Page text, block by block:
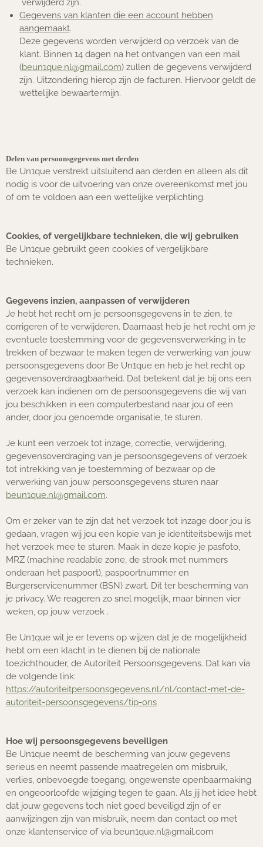
Gegevens van klanten die een account hebben
aangemaakt.
Deze gegevens worden verwijderd op verzoek van de
klant. Binnen 14 dagen na het ontvangen van een mail
(beun1que.nl@gmail.com) zullen de gegevens verwijderd
zijn. Uitzondering hierop zijn de facturen. Hiervoor geldt de
wettelijke bewaartermijn.
Delen van persoonsgegevens met derden
Be Un1que verstrekt uitsluitend aan derden en alleen als dit
nodig is voor de uitvoering van onze overeenkomst met jou
of om te voldoen aan een wettelijke verplichting.
Cookies, of vergelijkbare technieken, die wij gebruiken
Be Un1que gebruikt geen cookies of vergelijkbare
technieken.
Gegevens inzien, aanpassen of verwijderen
Je hebt het recht om je persoonsgegevens in te zien, te
corrigeren of te verwijderen. Daarnaast heb je het recht om je
eventuele toestemming voor de gegevensverwerking in te
trekken of bezwaar te maken tegen de verwerking van jouw
persoonsgegevens door Be Un1que en heb je het recht op
gegevensoverdraagbaarheid. Dat betekent dat je bij ons een
verzoek kan indienen om de persoonsgegevens die wij van
jou beschikken in een computerbestand naar jou of een
ander, door jou genoemde organisatie, te sturen.
Je kunt een verzoek tot inzage, correctie, verwijdering,
gegevensoverdraging van je persoonsgegevens of verzoek
tot intrekking van je toestemming of bezwaar op de
verwerking van jouw persoonsgegevens sturen naar
beun1que.nl@gmail.com.
Om er zeker van te zijn dat het verzoek tot inzage door jou is
gedaan, vragen wij jou een kopie van je identiteitsbewijs met
het verzoek mee te sturen. Maak in deze kopie je pasfoto,
MRZ (machine readable zone, de strook met nummers
onderaan het paspoort), paspoortnummer en
Burgerservicenummer (BSN) zwart. Dit ter bescherming van
je privacy. We reageren zo snel mogelijk, maar binnen vier
weken, op jouw verzoek .
Be Un1que wil je er tevens op wijzen dat je de mogelijkheid
hebt om een klacht in te dienen bij de nationale
toezichthouder, de Autoriteit Persoonsgegevens. Dat kan via
de volgende link:
https://autoriteitpersoonsgegevens.nl/nl/contact-met-de-
autoriteit-persoonsgegevens/tip-ons
Hoe wij persoonsgegevens beveiligen
Be Un1que neemt de bescherming van jouw gegevens
serieus en neemt passende maatregelen om misbruik,
verlies, onbevoegde toegang, ongewenste openbaarmaking
en ongeoorloofde wijziging tegen te gaan. Als jij het idee hebt
dat jouw gegevens toch niet goed beveiligd zijn of er
aanwijzingen zijn van misbruik, neem dan contact op met
onze klantenservice of via beun1que.nl@gmail.com